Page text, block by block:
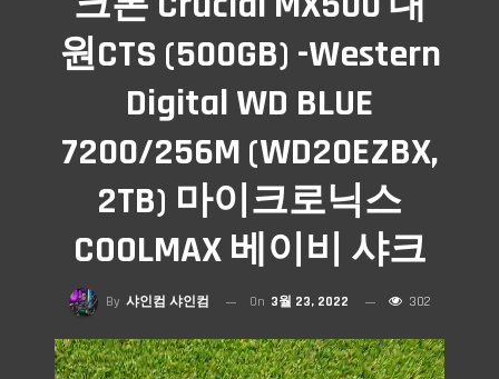
원CTS (500GB) -Western
Digital WD BLUE
7200/256M (WD20EZBX,
2TB) 마이크로닉스
COOLMAX 베이비 샤크
By 샤인컴 샤인컴 On 3월 23, 2022 302
비디오 플레이어